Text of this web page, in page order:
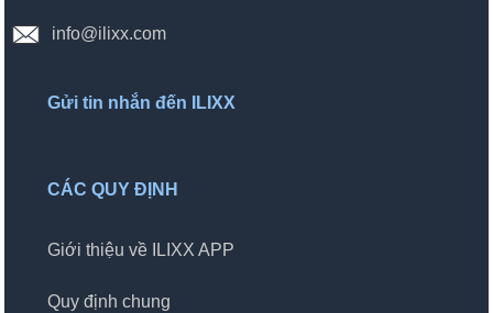
info@ilixx.com
Gửi tin nhắn đến ILIXX
CÁC QUY ĐỊNH
Giới thiệu về ILIXX APP
Quy định chung